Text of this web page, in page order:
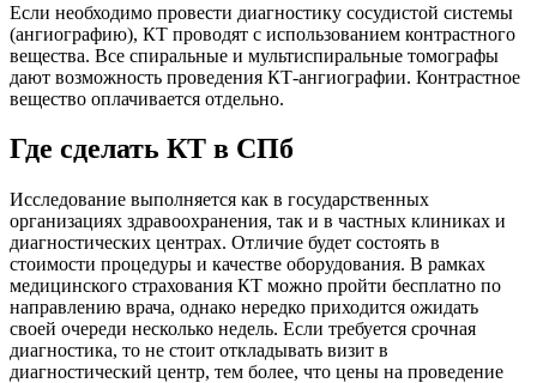
Если необходимо провести диагностику сосудистой системы
(ангиографию), КТ проводят с использованием контрастного
вещества. Все спиральные и мультиспиральные томографы
дают возможность проведения КТ-ангиографии. Контрастное
вещество оплачивается отдельно.
Где сделать КТ в СПб
Исследование выполняется как в государственных
организациях здравоохранения, так и в частных клиниках и
диагностических центрах. Отличие будет состоять в
стоимости процедуры и качестве оборудования. В рамках
медицинского страхования КТ можно пройти бесплатно по
направлению врача, однако нередко приходится ожидать
своей очереди несколько недель. Если требуется срочная
диагностика, то не стоит откладывать визит в
диагностический центр, тем более, что цены на проведение